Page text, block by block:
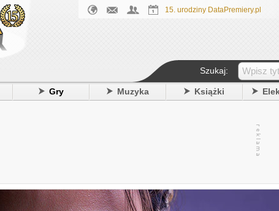
15. urodziny DataPremiery.pl
Szukaj:
Gry Muzyka Książki